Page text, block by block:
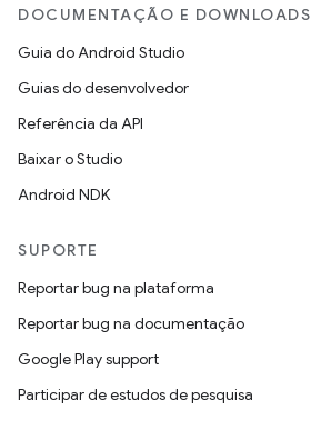
DOCUMENTAÇÃO E DOWNLOADS
Guia do Android Studio
Guias do desenvolvedor
Referência da API
Baixar o Studio
Android NDK
SUPORTE
Reportar bug na plataforma
Reportar bug na documentação
Google Play support
Participar de estudos de pesquisa